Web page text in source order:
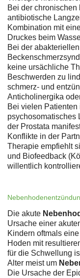
Bei der
antibiotische
Kombination mit
Druckes beim
Bei der
keine ursächliche
Beschwerden zu
schmerz- und
Anticholinergika
Bei vielen
psychosomatisches
der Prostata
Konflikte in der
Therapie empfiehlt
und Biofeedback
willentlich
Die akute
Ursache einer
Kindern oftmals
Hoden mit
für die Schwellung
Alter meist um
Die Ursache der